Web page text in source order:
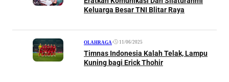
Keluarga Besar TNI Blitar Raya
OLAHRAGA • 11/06/2025
Timnas Indonesia Kalah Telak, Lampu
Kuning bagi Erick Thohir